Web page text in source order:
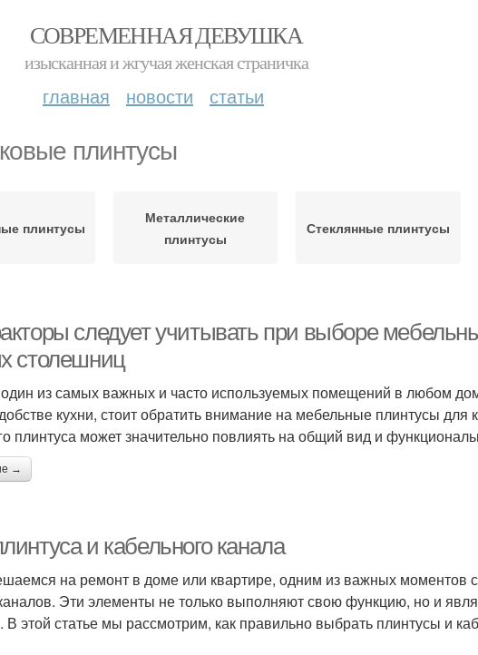
СОВРЕМЕННАЯ ДЕВУШКА
изысканная и жгучая женская страничка
главная новости статьи
плинтусы
плинтусы
Металлические
плинтусы
Стеклянные плинтусы
следует учитывать при выборе
столешниц
один из самых важных и часто используемых помещений в любом
кухни, стоит обратить внимание на мебельные плинтусы
плинтуса может значительно повлиять на общий вид и
→
и кабельного канала
на ремонт в доме или квартире, одним из важных моментов
Эти элементы не только выполняют свою функцию, но и
этой статье мы рассмотрим, как правильно выбрать плинтусы и